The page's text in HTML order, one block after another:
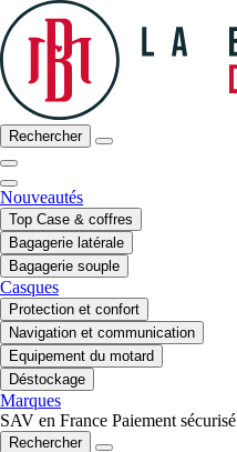
Rechercher
Nouveautés
Top Case & coffres
Bagagerie latérale
Bagagerie souple
Casques
Protection et confort
Navigation et communication
Equipement du motard
Déstockage
Marques
SAV en France Paiement sécurisé
Rechercher